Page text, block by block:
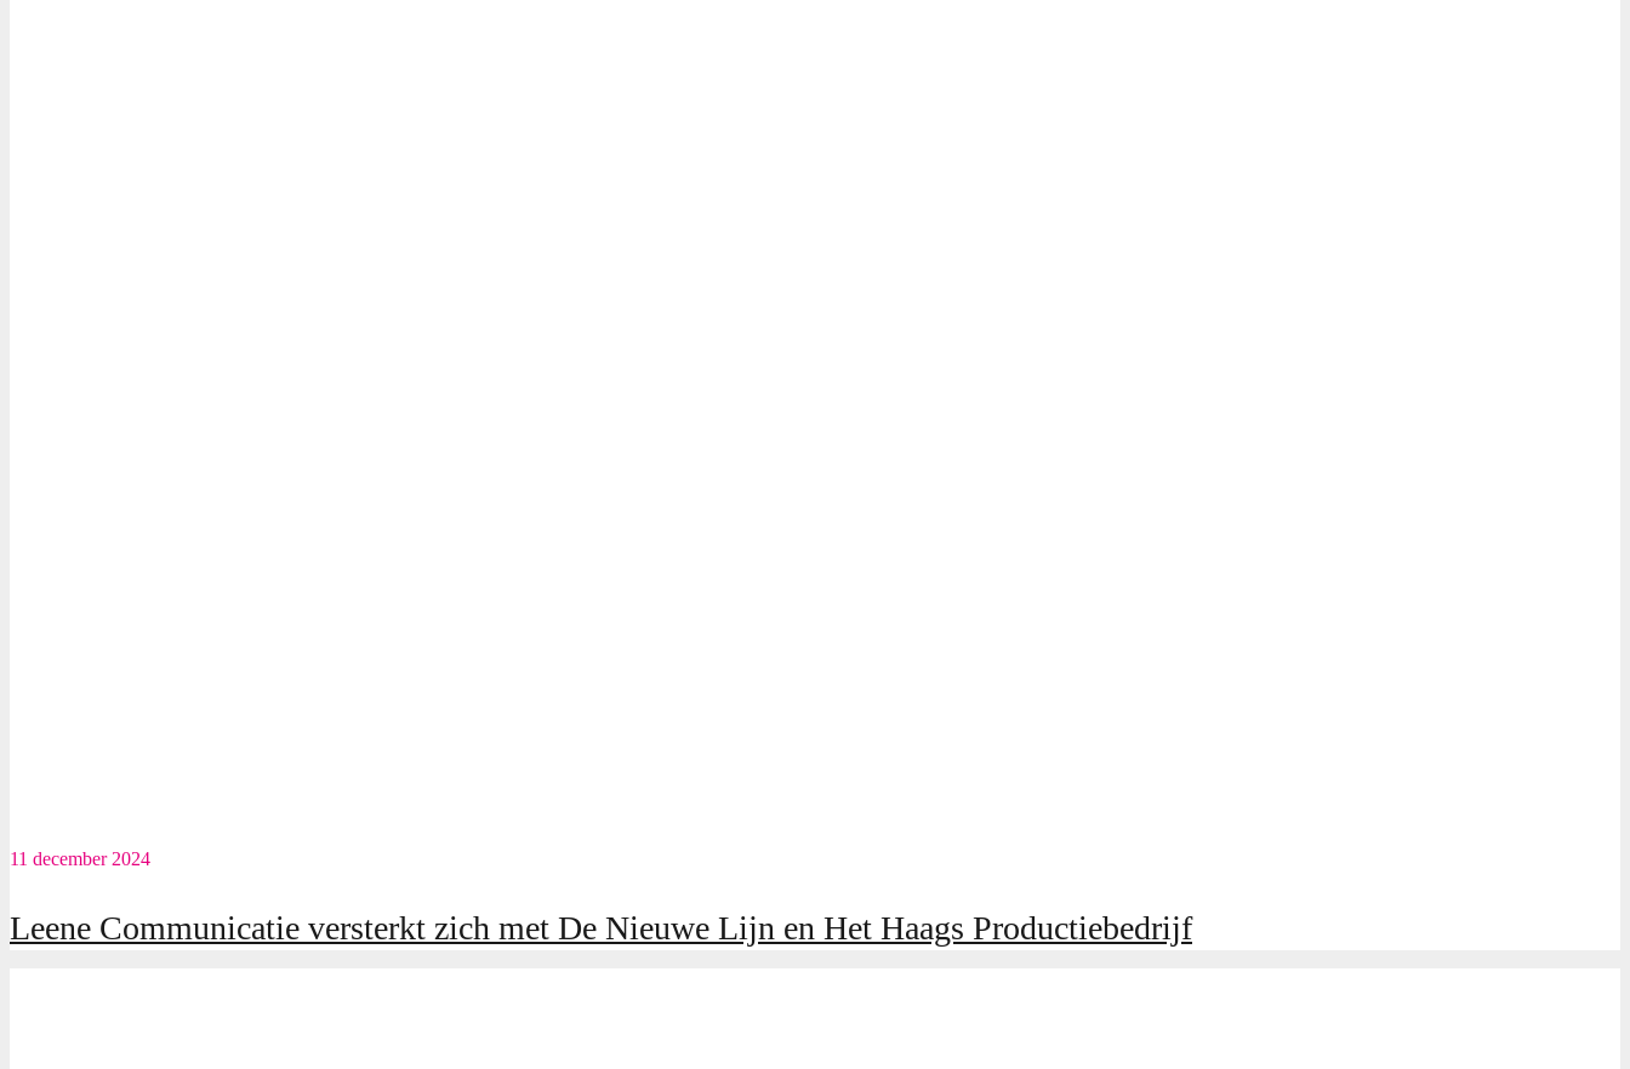
11 december 2024
Leene Communicatie versterkt zich met De Nieuwe Lijn en Het Haags Productiebedrijf